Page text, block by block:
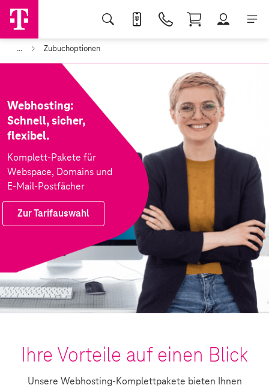
... Zubuchoptionen
Webhosting:
Schnell, sicher,
flexibel.
Komplett-Pakete für
Webspace, Domains und
E-Mail-Postfächer
Zur Tarifauswahl
Ihre Vorteile auf einen Blick
Unsere Webhosting-Komplettpakete bieten Ihnen